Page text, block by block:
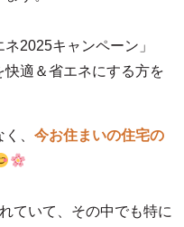
2025キャンペーン」
適＆省エネにする方を
、 今お住まいの住宅の
ていて、その中でも特に